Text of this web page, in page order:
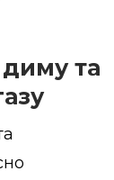
диму та